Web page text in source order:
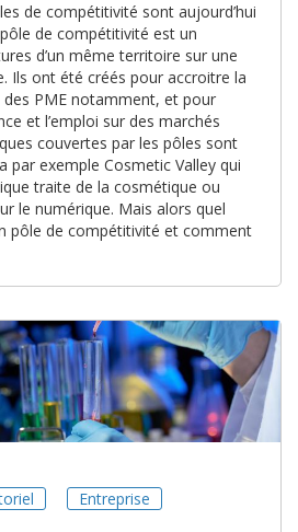
de compétitivité sont aujourd’hui
de compétitivité est un
d’un même territoire sur une
Ils ont été créés pour accroitre la
des PME notamment, et pour
et l’emploi sur des marchés
couvertes par les pôles sont
par exemple Cosmetic Valley qui
traite de la cosmétique ou
le numérique. Mais alors quel
pôle de compétitivité et comment
Entreprise